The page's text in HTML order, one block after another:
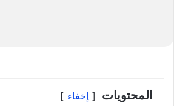
المحتويات إخفاء